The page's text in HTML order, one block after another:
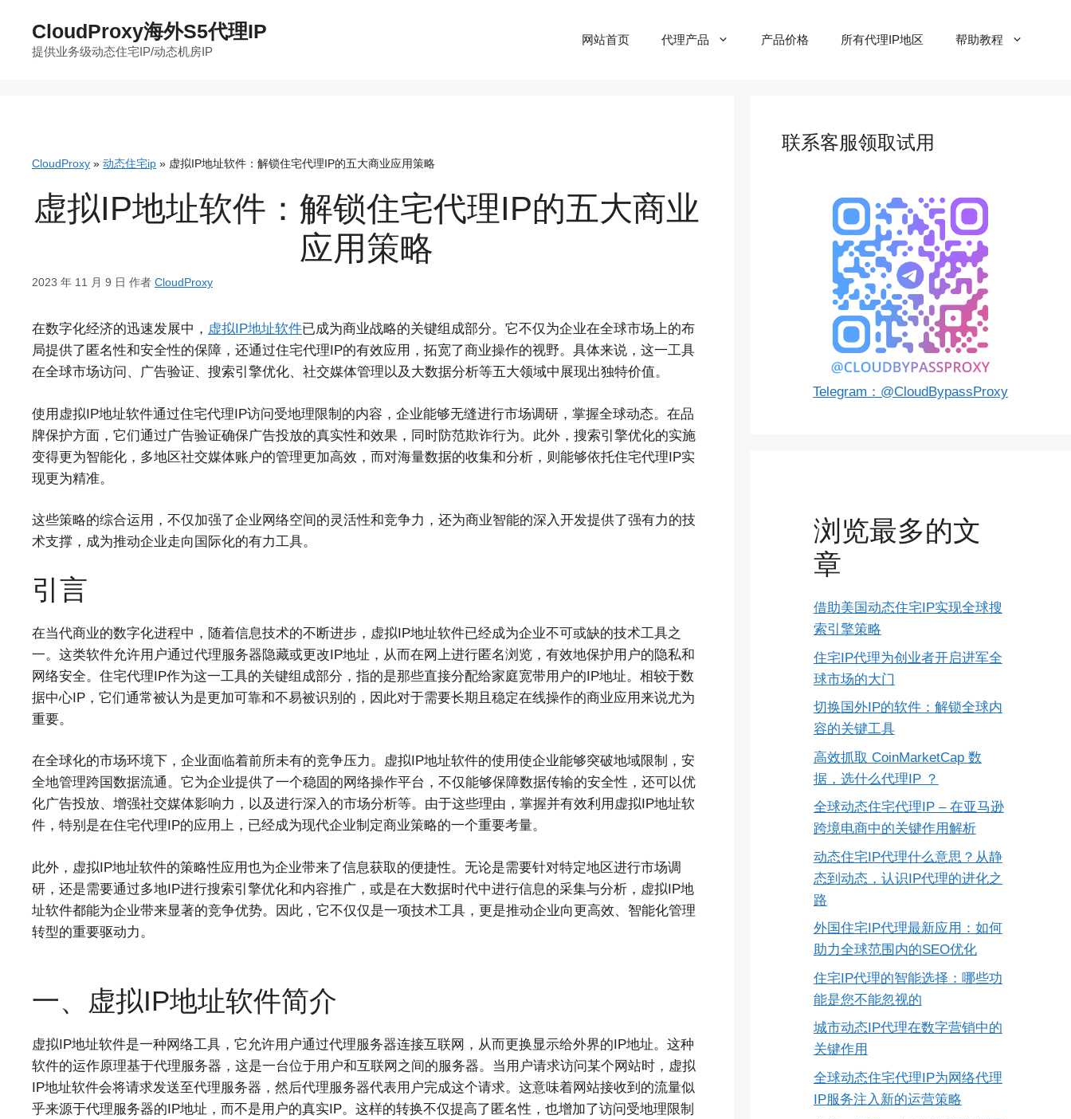
CloudProxy海外S5代理IP
提供业务级动态住宅IP/动态机房IP
网站首页 代理产品 产品价格 所有代理IP地区 帮助教程
CloudProxy » 动态住宅ip » 虚拟IP地址软件：解锁住宅代理IP的五大商业应用策略
虚拟IP地址软件：解锁住宅代理IP的五大商业
应用策略
2023 年 11 月 9 日 作者 CloudProxy
在数字化经济的迅速发展中， 虚拟IP地址软件已成为商业战略的关键组成部分。它不仅为企业在全球市场上的布
局提供了匿名性和安全性的保障，还通过住宅代理IP的有效应用，拓宽了商业操作的视野。具体来说，这一工具
在全球市场访问、广告验证、搜索引擎优化、社交媒体管理以及大数据分析等五大领域中展现出独特价值。
使用虚拟IP地址软件通过住宅代理IP访问受地理限制的内容，企业能够无缝进行市场调研，掌握全球动态。在品
牌保护方面，它们通过广告验证确保广告投放的真实性和效果，同时防范欺诈行为。此外，搜索引擎优化的实施
变得更为智能化，多地区社交媒体账户的管理更加高效，而对海量数据的收集和分析，则能够依托住宅代理IP实
现更为精准。
这些策略的综合运用，不仅加强了企业网络空间的灵活性和竞争力，还为商业智能的深入开发提供了强有力的技
术支撑，成为推动企业走向国际化的有力工具。
引言
在当代商业的数字化进程中，随着信息技术的不断进步，虚拟IP地址软件已经成为企业不可或缺的技术工具之
一。这类软件允许用户通过代理服务器隐藏或更改IP地址，从而在网上进行匿名浏览，有效地保护用户的隐私和
网络安全。住宅代理IP作为这一工具的关键组成部分，指的是那些直接分配给家庭宽带用户的IP地址。相较于数
据中心IP，它们通常被认为是更加可靠和不易被识别的，因此对于需要长期且稳定在线操作的商业应用来说尤为
重要。
在全球化的市场环境下，企业面临着前所未有的竞争压力。虚拟IP地址软件的使用使企业能够突破地域限制，安
全地管理跨国数据流通。它为企业提供了一个稳固的网络操作平台，不仅能够保障数据传输的安全性，还可以优
化广告投放、增强社交媒体影响力，以及进行深入的市场分析等。由于这些理由，掌握并有效利用虚拟IP地址软
件，特别是在住宅代理IP的应用上，已经成为现代企业制定商业策略的一个重要考量。
此外，虚拟IP地址软件的策略性应用也为企业带来了信息获取的便捷性。无论是需要针对特定地区进行市场调
研，还是需要通过多地IP进行搜索引擎优化和内容推广，或是在大数据时代中进行信息的采集与分析，虚拟IP地
址软件都能为企业带来显著的竞争优势。因此，它不仅仅是一项技术工具，更是推动企业向更高效、智能化管理
转型的重要驱动力。
一、虚拟IP地址软件简介
虚拟IP地址软件是一种网络工具，它允许用户通过代理服务器连接互联网，从而更换显示给外界的IP地址。这种
软件的运作原理基于代理服务器，这是一台位于用户和互联网之间的服务器。当用户请求访问某个网站时，虚拟
IP地址软件会将请求发送至代理服务器，然后代理服务器代表用户完成这个请求。这意味着网站接收到的流量似
乎来源于代理服务器的IP地址，而不是用户的真实IP。这样的转换不仅提高了匿名性，也增加了访问受地理限制
联系客服领取试用
Telegram：@CloudBypassProxy
浏览最多的文
章
借助美国动态住宅IP实现全球搜
索引擎策略
住宅IP代理为创业者开启进军全
球市场的大门
切换国外IP的软件：解锁全球内
容的关键工具
高效抓取 CoinMarketCap 数
据，选什么代理IP ？
全球动态住宅代理IP – 在亚马逊
跨境电商中的关键作用解析
动态住宅IP代理什么意思？从静
态到动态，认识IP代理的进化之
路
外国住宅IP代理最新应用：如何
助力全球范围内的SEO优化
住宅IP代理的智能选择：哪些功
能是您不能忽视的
城市动态IP代理在数字营销中的
关键作用
全球动态住宅代理IP为网络代理
IP服务注入新的运营策略